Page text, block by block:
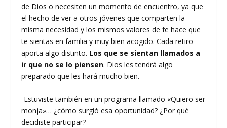
de Dios o necesiten un momento de encuentro, ya que
el hecho de ver a otros jóvenes que comparten la
misma necesidad y los mismos valores de fe hace que
te sientas en familia y muy bien acogido. Cada retiro
aporta algo distinto. Los que se sientan llamados a
ir que no se lo piensen. Dios les tendrá algo
preparado que les hará mucho bien.
-Estuviste también en un programa llamado «Quiero ser
monja»… ¿cómo surgió esa oportunidad? ¿Por qué
decidiste participar?